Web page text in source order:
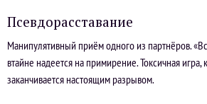
Псевдорасставание
Манипулятивный приём одного из партнёров.
втайне надеется на примирение. Токсичная
заканчивается настоящим разрывом.